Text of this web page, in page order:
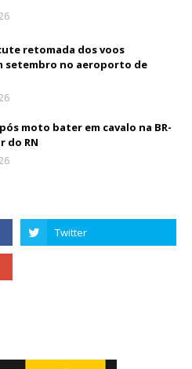
retomada dos voos
setembro no aeroporto de
moto bater em cavalo na BR-
do RN